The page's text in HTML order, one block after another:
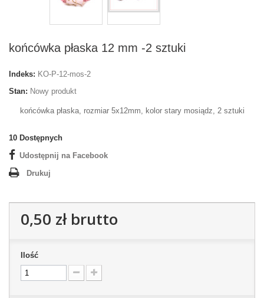
końcówka płaska 12 mm -2 sztuki
Indeks: KO-P-12-mos-2
Stan: Nowy produkt
końcówka płaska, rozmiar 5x12mm, kolor stary mosiądz, 2 sztuki
10 Dostępnych
Udostępnij na Facebook
Drukuj
0,50 złbrutto
Ilość